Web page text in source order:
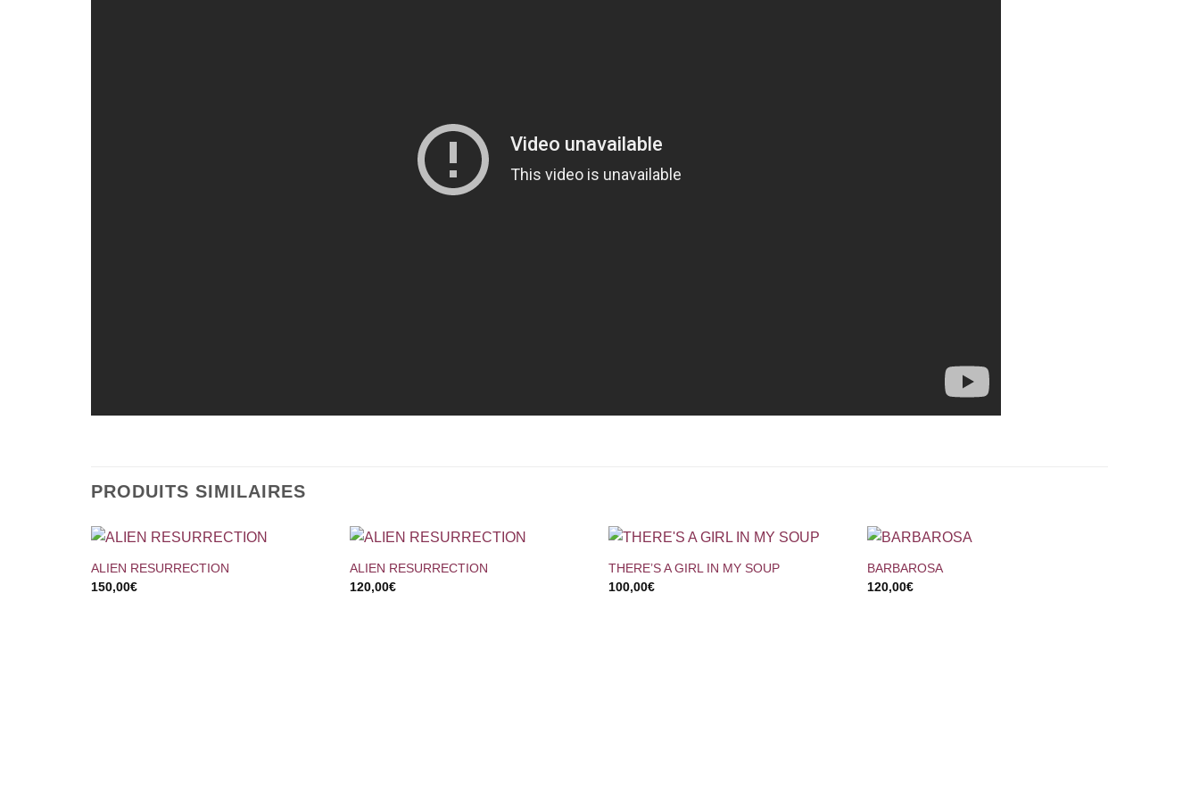
PRODUITS SIMILAIRES
+
ALIEN RESURRECTION
150,00€
+
ALIEN RESURRECTION
120,00€
+
THERE’S A GIRL IN MY SOUP
100,00€
+
BARBAROSA
120,00€